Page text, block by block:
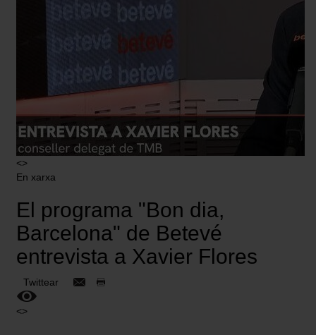
<>
En xarxa
El programa "Bon dia,
Barcelona" de Betevé
entrevista a Xavier Flores
Twittear
<>